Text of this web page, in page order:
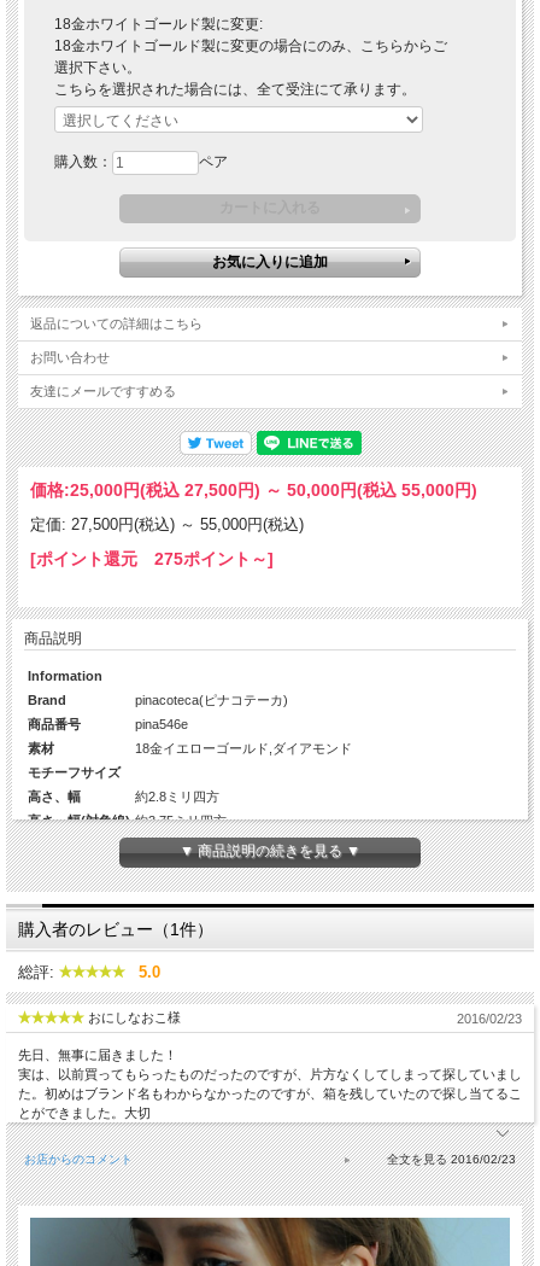
18金ホワイトゴールド製に変更:
18金ホワイトゴールド製に変更の場合にのみ、こちらからご
選択下さい。
こちらを選択された場合には、全て受注にて承ります。
購入数： ペア
返品についての詳細はこちら
お問い合わせ
友達にメールですすめる
価格:25,000円(税込 27,500円) ～ 50,000円(税込 55,000円)
定価: 27,500円(税込) ～ 55,000円(税込)
[ポイント還元 275ポイント～]
商品説明
Information
Brand
pinacoteca(ピナコテーカ)
商品番号
pina546e
素材
18金イエローゴールド,ダイアモンド
モチーフサイズ
高さ、幅
約2.8ミリ四方
高さ、幅(対角線) 約3.75ミリ四方
厚み
約1.38ミリ
Diamond
4Pcs×2(約1.2ミリ×4)
カラット数
約0.03ct×2
生産国
▼ 商品説明の続きを見る ▼
購入者のレビュー（1件）
総評: 5.0
おにしなおこ様 2016/02/23
先日、無事に届きました！
実は、以前買ってもらったものだったのですが、片方なくしてしまって探していまし
た。初めはブランド名もわからなかったのですが、箱を残していたので探し当てるこ
とができました。大切
お店からのコメント 2016/02/23